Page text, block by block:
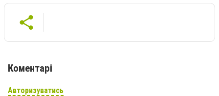
Коментарі
Авторизуватись